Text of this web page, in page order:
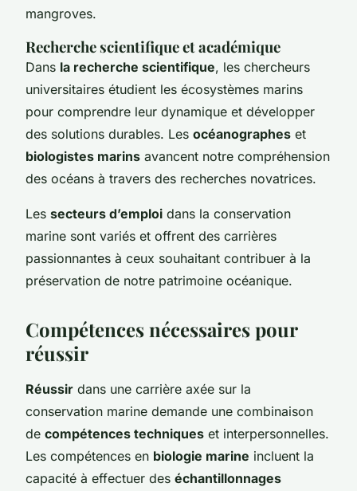
mangroves.
Recherche scientifique et académique
Dans la recherche scientifique, les chercheurs
universitaires étudient les écosystèmes marins
pour comprendre leur dynamique et développer
des solutions durables. Les océanographes et
biologistes marins avancent notre compréhension
des océans à travers des recherches novatrices.
Les secteurs d’emploi dans la conservation
marine sont variés et offrent des carrières
passionnantes à ceux souhaitant contribuer à la
préservation de notre patrimoine océanique.
Compétences nécessaires pour
réussir
Réussir dans une carrière axée sur la
conservation marine demande une combinaison
de compétences techniques et interpersonnelles.
Les compétences en biologie marine incluent la
capacité à effectuer des échantillonnages